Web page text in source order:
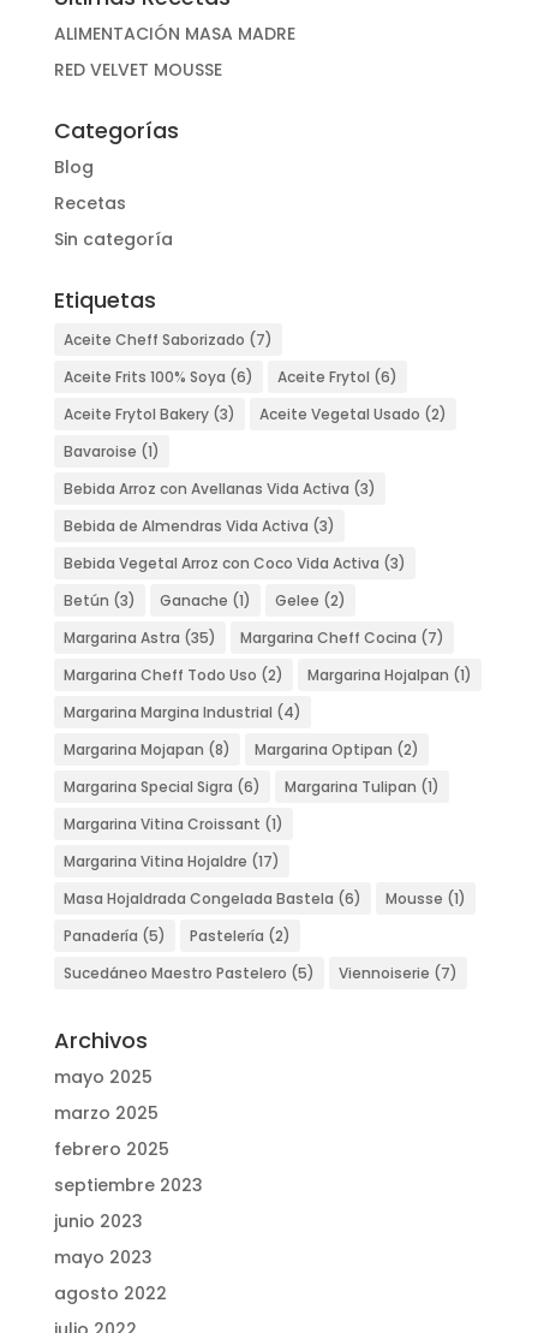
ALIMENTACIÓN MASA MADRE
RED VELVET MOUSSE
Categorías
Blog
Recetas
Sin categoría
Etiquetas
Aceite Cheff Saborizado (7)
Aceite Frits 100% Soya (6) Aceite Frytol (6)
Aceite Frytol Bakery(3) Aceite Vegetal Usado (2)
Bavaroise (1)
Bebida Arroz con Avellanas Vida Activa (3)
Bebida de Almendras Vida Activa (3)
Bebida Vegetal Arroz con Coco Vida Activa (3)
Betún (3) Ganache (1) Gelee (2)
Margarina Astra (35) Margarina Cheff Cocina (7)
Margarina Cheff Todo Uso (2) Margarina Hojalpan (1)
Margarina Margina Industrial (4)
Margarina Mojapan (8) Margarina Optipan (2)
Margarina Special Sigra (6) Margarina Tulipan (1)
Margarina Vitina Croissant (1)
Margarina Vitina Hojaldre (17)
Masa Hojaldrada Congelada Bastela (6) Mousse (1)
Panadería (5) Pastelería (2)
Sucedáneo Maestro Pastelero (5) Viennoiserie (7)
Archivos
mayo 2025
marzo 2025
febrero 2025
septiembre 2023
junio 2023
mayo 2023
agosto 2022